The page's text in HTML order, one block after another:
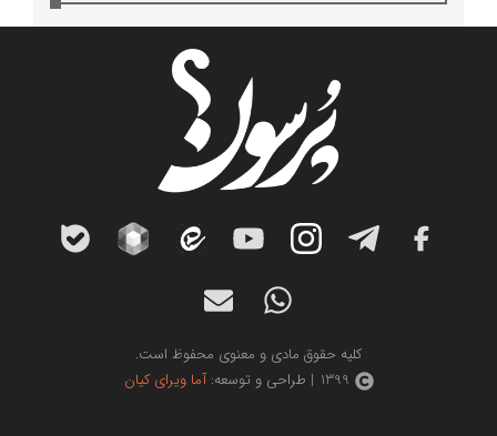
کلیه حقوق مادی و معنوی محفوظ است.
1399 | طراحی و توسعه:
آما ویرای کیان